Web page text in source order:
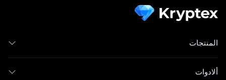
المنتجات
ألادوات